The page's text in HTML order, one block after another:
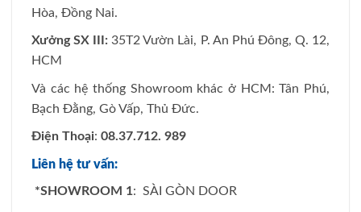
Hòa, Đồng Nai.
Xưởng SX III: 35T2 Vườn Lài, P. An Phú Đông, Q. 12,
HCM
Và các hệ thống Showroom khác ở HCM: Tân Phú,
Bạch Đằng, Gò Vấp, Thủ Đức.
Điện Thoại: 08.37.712. 989
Liên hệ tư vấn:
*SHOWROOM 1: SÀI GÒN DOOR